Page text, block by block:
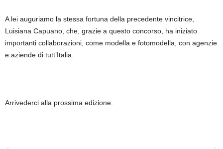
A lei auguriamo la stessa fortuna della precedente vincitrice,
Luisiana Capuano, che, grazie a questo concorso, ha iniziato
importanti collaborazioni, come modella e fotomodella, con agenzie
e aziende di tutt’Italia.
Arrivederci alla prossima edizione.